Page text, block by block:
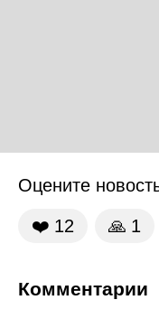
Оцените
❤️ 12 🙏 1
Комментарии